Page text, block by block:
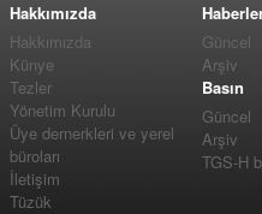
Hakkımızda
Hakkımızda
Künye
Tezler
Yönetim Kurulu
Üye dernerkleri ve yerel
büroları
İletişim
Tüzük
Güncel
Arşiv
Basın
Güncel
Arşiv
TGS-H